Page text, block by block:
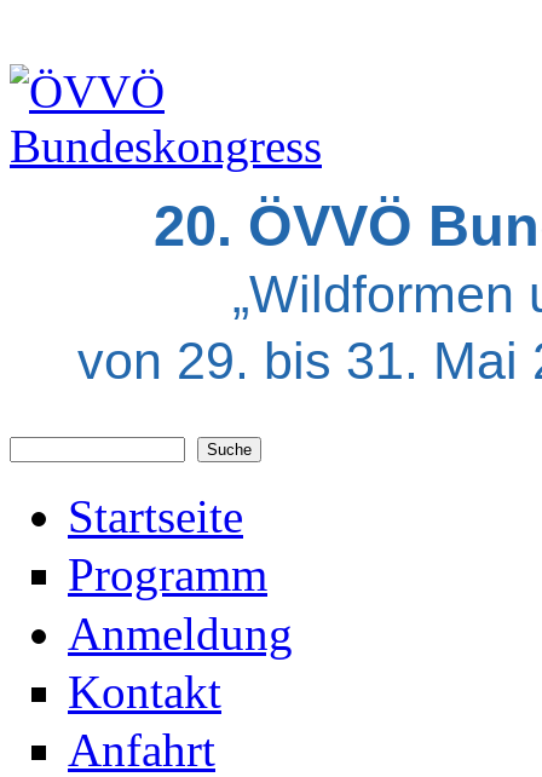
20. ÖVVÖ
„Wildformen
von 29. bis 31. Mai
Startseite
Programm
Anmeldung
Kontakt
Anfahrt